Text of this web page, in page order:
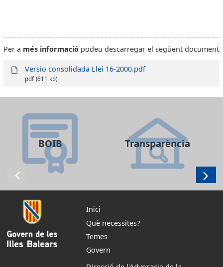
Per a més informació podeu descarregar el següent document
Versio consolidada Llei 16-2000.pdf
pdf (611 kb)
BOIB Transparència
Inici
Què necessites?
Temes
Govern